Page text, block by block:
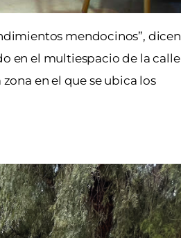
mendocinos”, dicen
en el multiespacio de la calle
en el que se ubica los